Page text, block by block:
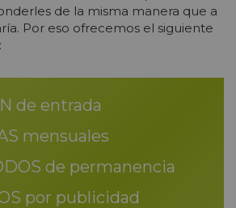
de la misma manera que a
Por eso ofrecemos el siguiente
de entrada
mensuales
de permanencia
por publicidad